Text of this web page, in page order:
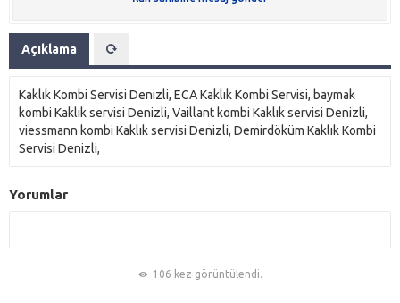
Açıklama
Kaklık Kombi Servisi Denizli, ECA Kaklık Kombi Servisi, baymak
kombi Kaklık servisi Denizli, Vaillant kombi Kaklık servisi Denizli,
viessmann kombi Kaklık servisi Denizli, Demirdöküm Kaklık Kombi
Servisi Denizli,
Yorumlar
106 kez görüntülendi.